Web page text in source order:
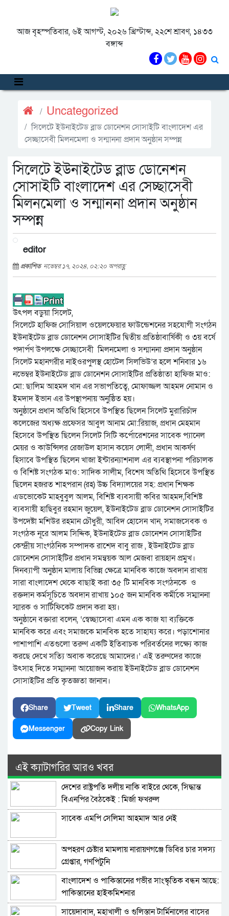
আজ বৃহস্পতিবার, ৬ই আগস্ট, ২০২৬ খ্রিস্টাব্দ, ২২শে শ্রাবণ, ১৪৩৩
বঙ্গাব্দ
Uncategorized
সিলেটে ইউনাইটেড ব্লাড ডোনেশন সোসাইটি বাংলাদেশ এর
সেচ্ছাসেবী মিলনমেলা ও সন্মাননা প্রদান অনুষ্ঠান সম্পন্ন
সিলেটে ইউনাইটেড ব্লাড ডোনেশন
সোসাইটি বাংলাদেশ এর সেচ্ছাসেবী
মিলনমেলা ও সন্মাননা প্রদান অনুষ্ঠান
সম্পন্ন
editor
প্রকাশিত নভেম্বর ১৭, ২০২৪, ০২:২০ অপরাহ্ণ
উৎপল বড়ুয়া সিলেট,
সিলেটে হাফিজ সোসিয়াল ওয়েলফেয়ার ফাউন্ডেশনের সহযোগী সংগঠন
ইউনাইটেড ব্লাড ডোনেশন সোসাইটির দ্বিতীয় প্রতিষ্ঠাবার্ষিকী ও ৩য় বর্ষে
পদার্পণ উপলক্ষে সেচ্ছাসেবী মিলনমেলা ও সন্মাননা প্রদান অনুষ্ঠান
সিলেট মহানগরীর নাইওরপুলস্থ হোটেল সিলভিউ’র হলে শনিবার ১৬
নভেম্বর ইউনাইটেড ব্লাড ডোনেশন সোসাইটির প্রতিষ্ঠাতা হাফিজ মাও:
মো: ছালিম আহমদ খান এর সভাপতিত্বে, মোফাজ্জল আহমদ নোমান ও
ইমদাদ ইভান এর উপস্থাপনায় অনুষ্ঠিত হয়।
অনুষ্ঠানে প্রধান অতিথি হিসেবে উপস্থিত ছিলেন সিলেট মুরারিচাঁদ
কলেজের অধ্যক্ষ প্রফেসর আবুল আনাম মো:রিয়াজ, প্রধান মেহমান
হিসেবে উপস্থিত ছিলেন সিলেট সিটি কর্পোরেশনের সাবেক প্যানেল
মেয়র ও কাউন্সিলর রেজাউল হাসান কয়েস লোদী, প্রধান আকর্ষণ
হিসাবে উপস্থিত ছিলেন খাজা ইন্টারন্যাশনাল এর ব্যবস্থাপনা পরিচালক
ও বিশিষ্ট সংগঠক মাও: সাদিক সালীম, বিশেষ অতিথি হিসেবে উপস্থিত
ছিলেন হজরত শাহপরান (রহ) উচ্চ বিদ্যালয়ের সহ: প্রধান শিক্ষক
এডভোকেট মাহবুবুল আলম, বিশিষ্ট ব্যবসায়ী কবির আহমদ,বিশিষ্ট
ব্যবসায়ী হাছিবুর রহমান জুয়েল, ইউনাইটেড ব্লাড ডোনেশন সোসাইটির
উপদেষ্টা মশিউর রহমান চৌধুরী, আবিদ হোসেন খান, সমাজসেবক ও
সংগঠক নূরে আলম সিদ্দিক, ইউনাইটেড ব্লাড ডোনেশন সোসাইটির
কেন্দ্রীয় সাংগঠনিক সম্পাদক রাশেদ বাবু রাজ , ইউনাইটেড ব্লাড
ডোনেশন সোসাইটির প্রধান সমন্বয়ক আল মেজবা রায়হান প্রমুখ।
দিনব্যাপী অনুষ্ঠান মালায় বিভিন্ন ক্ষেত্রে মানবিক কাজে অবদান রাখায়
সারা বাংলাদেশ থেকে বাছাই করা ৩৫ টি মানবিক সংগঠনকে ও
রক্তদান কর্মসূচিতে অবদান রাখায় ১০৫ জন মানবিক কর্মীকে সম্মাননা
স্মারক ও সার্টিফিকেট প্রদান করা হয়।
অনুষ্ঠানে বক্তারা বলেন, ‘স্বেচ্ছাসেবা এমন এক কাজ যা ব্যক্তিকে
মানবিক করে এবং সমাজকে মানবিক হতে সাহায্য করে। পড়াশোনার
পাশাপাশি এতগুলো তরুণ একটি ইতিবাচক পরিবর্তনের লক্ষ্যে কাজ
করছে দেখে সত্যি অবাক করেছে আমাদের।’ এই তরুণদের কাজে
উৎসাহ দিতে সম্মাননা আয়োজন করায় ইউনাইটেড ব্লাড ডোনেশন
সোসাইটির প্রতি কৃতজ্ঞতা জানান।
Share Tweet Share WhatsApp
Messenger Copy Link
এই ক্যাটাগরির আরও খবর
দেশের রাষ্ট্রপতি দলীয় নাকি বাইরে থেকে, সিদ্ধান্ত
বিএনপির বৈঠকেই : মির্জা ফখরুল
সাবেক এমপি সেলিমা আহমাদ আর নেই
অপহরণ চেষ্টার মামলায় নারায়ণগঞ্জে ডিবির চার সদস্য
গ্রেপ্তার, গণপিটুনি
বাংলাদেশ ও পাকিস্তানের গভীর সাংস্কৃতিক বন্ধন আছে:
পাকিস্তানের হাইকমিশনার
সায়েদাবাদ, মহাখালী ও গুলিস্তান টার্মিনালের বাসের